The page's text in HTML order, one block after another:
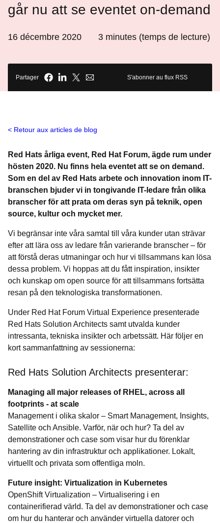
går nu att se eventet on-demand
16 décembre 2020 3 minutes (temps de lecture)
Partager S'abonner au flux RSS
Retour aux articles de blog
Red Hats årliga event, Red Hat Forum, ägde rum under
hösten 2020. Nu finns hela eventet att se on demand.
Som en del av Red Hats arbete och innovation inom IT-
branschen bjuder vi in tongivande IT-ledare från olika
branscher för att prata om deras syn på teknik, open
source, kultur och mycket mer.
Vi begränsar inte våra samtal till våra kunder utan strävar
efter att lära oss av ledare från varierande branscher – för
att förstå deras utmaningar och hur vi tillsammans kan lösa
dessa problem. Vi hoppas att du fått inspiration, insikter
och kunskap om open source för att tillsammans fortsätta
resan på den teknologiska transformationen.
Under Red Hat Forum Virtual Experience presenterade
Red Hats Solution Architects samt utvalda kunder
intressanta, tekniska insikter och arbetssätt. Här följer en
kort sammanfattning av sessionerna:
Red Hats Solution Architects presenterar:
Managing all major releases of RHEL, across all
footprints - at scale
Management i olika skalor – Smart Management, Insights,
Satellite och Ansible. Varför, när och hur? Ta del av
demonstrationer och case som visar hur du förenklar
hantering av din infrastruktur och applikationer. Lokalt,
virtuellt och privata som offentliga moln.
Future insight: Virtualization in Kubernetes
OpenShift Virtualization – Virtualisering i en
containerifierad värld. Ta del av demonstrationer och case
om hur du hanterar och använder virtuella datorer och